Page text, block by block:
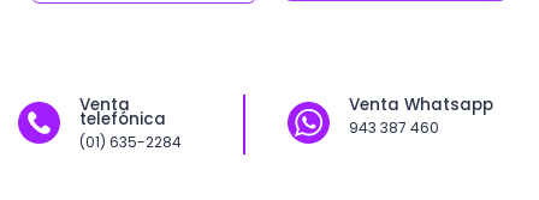
Venta
telefónica
(01) 635-2284
Venta Whatsapp
943 387 460